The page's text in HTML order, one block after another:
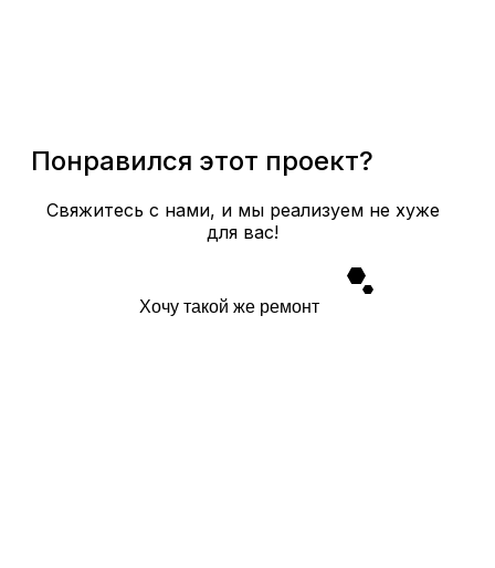
Понравился этот проект?
Свяжитесь с нами, и мы реализуем не хуже
для вас!
Хочу такой же ремонт